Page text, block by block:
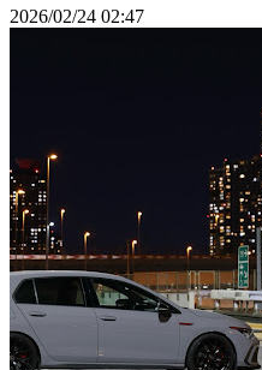
2026/02/24 02:47